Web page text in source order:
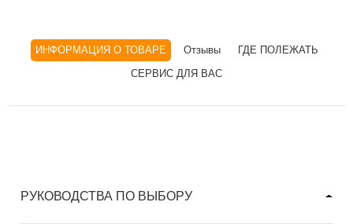
ИНФОРМАЦИЯ О ТОВАРЕ Отзывы
ГДЕ ПОЛЕЖАТЬ
СЕРВИС ДЛЯ ВАС
РУКОВОДСТВА ПО ВЫБОРУ